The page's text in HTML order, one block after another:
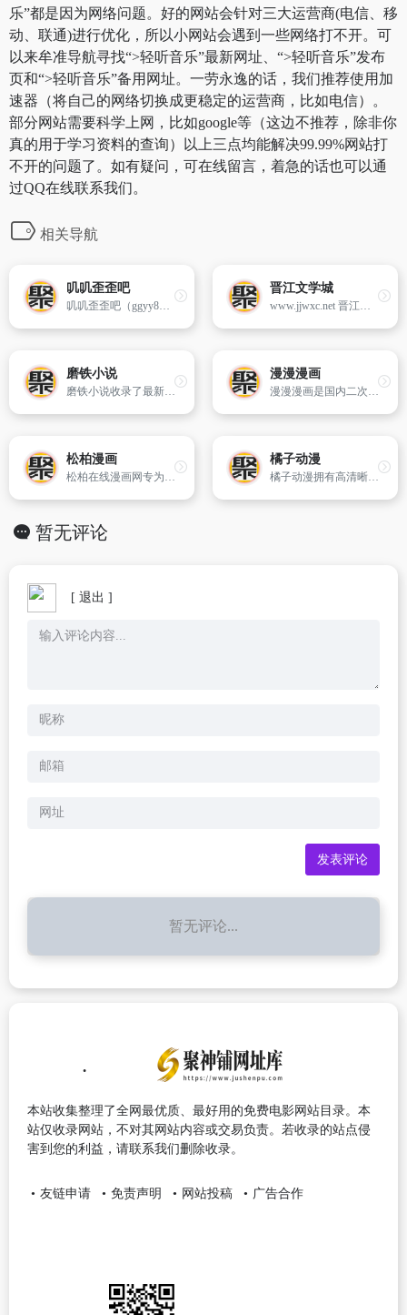
乐”都是因为网络问题。好的网站会针对三大运营商(电信、移
动、联通)进行优化，所以小网站会遇到一些网络打不开。可
以来牟准导航寻找“>轻听音乐”最新网址、“>轻听音乐”发布
页和“>轻听音乐”备用网址。一劳永逸的话，我们推荐使用加
速器（将自己的网络切换成更稳定的运营商，比如电信）。
部分网站需要科学上网，比如google等（这边不推荐，除非你
真的用于学习资料的查询）以上三点均能解决99.99%网站打
不开的问题了。如有疑问，可在线留言，着急的话也可以通
过QQ在线联系我们。
相关导航
叽叽歪歪吧
叽叽歪歪吧（ggyy8）漫画吧是国内更新海贼王漫画、滑头鬼之孙漫画、火影忍者漫画快的在线漫画动漫网站。
晋江文学城
www.jjwxc.net 晋江文学城
磨铁小说
磨铁小说收录了最新最热的都市言情小说,豪门总裁小说,穿越历史小说,青春校园小说,玄幻仙侠灵异小说等一系列的作品,搜索精品小说,百度网盘小说就来
漫漫漫画
漫漫漫画是国内二次元漫画平台,连载大量原创正版国漫,不管是宅腐暖萌、古风奇幻、日常搞笑,统统都在这里。精美的漫画图片、高品质的漫画大全,看漫画就来漫漫漫画
松柏漫画
松柏在线漫画网专为您提供免费、优质、高速、简洁的在线漫画,以及热门经典的日本漫画,欧美漫画和港台漫画系列以及国内的新漫画动态,相关H漫画,工口漫画,H游戏漫画CG等的第一时间更新,松柏漫画
橘子动漫
橘子动漫拥有高清晰画质的在线动漫，最新电影，观看完全免费、高速播放、更新及时在线，我们致力为所有动漫迷们提供最好看的动漫
暂无评论
[ 退出 ]
暂无评论...
本站收集整理了全网最优质、最好用的免费电影网站目录。本
站仅收录网站，不对其网站内容或交易负责。若收录的站点侵
害到您的利益，请联系我们删除收录。
友链申请 免责声明 网站投稿 广告合作